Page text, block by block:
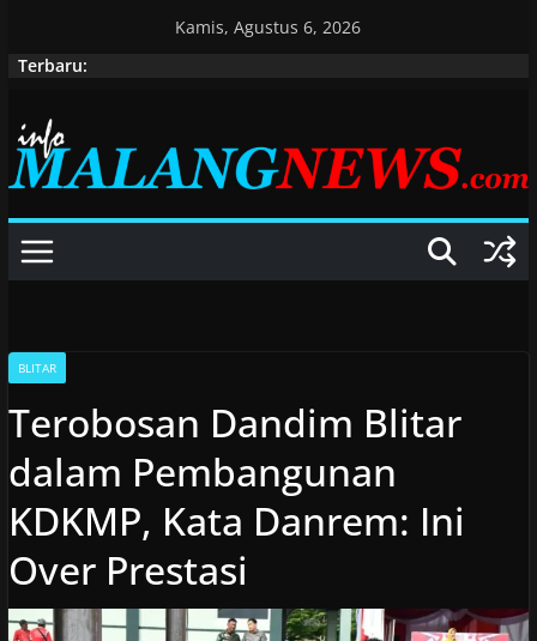
Kamis, Agustus 6, 2026
Terbaru:
BLITAR
Terobosan Dandim Blitar
dalam Pembangunan
KDKMP, Kata Danrem: Ini
Over Prestasi